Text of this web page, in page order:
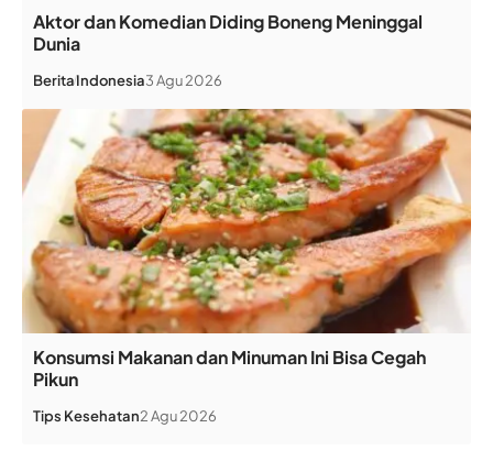
Aktor dan Komedian Diding Boneng Meninggal
Dunia
BeritaIndonesia3 Agu 2026
Konsumsi Makanan dan Minuman Ini Bisa Cegah
Pikun
Tips Kesehatan2 Agu 2026